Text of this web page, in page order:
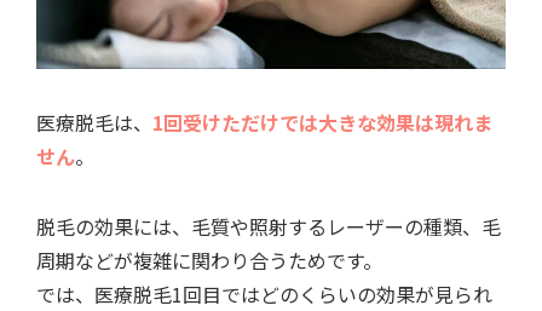
医療脱毛は、 1回受けただけでは大きな効果は現れま
せん。
脱毛の効果には、毛質や照射するレーザーの種類、毛
周期などが複雑に関わり合うためです。
では、医療脱毛1回目ではどのくらいの効果が見られ